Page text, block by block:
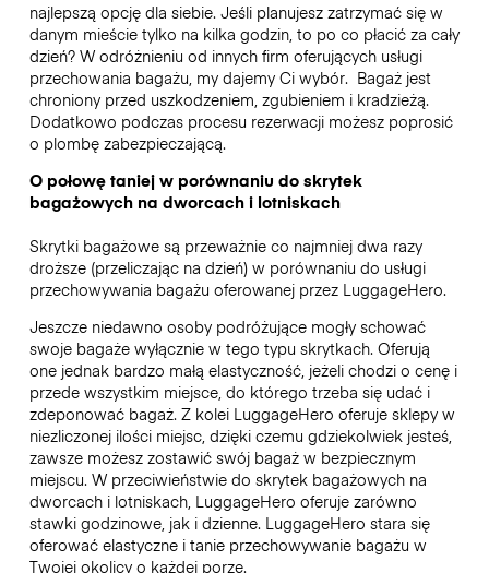
najlepszą opcję dla siebie. Jeśli planujesz zatrzymać się w
danym mieście tylko na kilka godzin, to po co płacić za cały
dzień? W odróżnieniu od innych firm oferujących usługi
przechowania bagażu, my dajemy Ci wybór. Bagaż jest
chroniony przed uszkodzeniem, zgubieniem i kradzieżą.
Dodatkowo podczas procesu rezerwacji możesz poprosić
o plombę zabezpieczającą.
O połowę taniej w porównaniu do skrytek
bagażowych na dworcach i lotniskach
Skrytki bagażowe są przeważnie co najmniej dwa razy
droższe (przeliczając na dzień) w porównaniu do usługi
przechowywania bagażu oferowanej przez LuggageHero.
Jeszcze niedawno osoby podróżujące mogły schować
swoje bagaże wyłącznie w tego typu skrytkach. Oferują
one jednak bardzo małą elastyczność, jeżeli chodzi o cenę i
przede wszystkim miejsce, do którego trzeba się udać i
zdeponować bagaż. Z kolei LuggageHero oferuje sklepy w
niezliczonej ilości miejsc, dzięki czemu gdziekolwiek jesteś,
zawsze możesz zostawić swój bagaż w bezpiecznym
miejscu. W przeciwieństwie do skrytek bagażowych na
dworcach i lotniskach, LuggageHero oferuje zarówno
stawki godzinowe, jak i dzienne. LuggageHero stara się
oferować elastyczne i tanie przechowywanie bagażu w
Twojej okolicy o każdej porze.